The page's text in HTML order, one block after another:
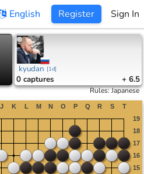
English Register Sign In
kyudan [1d]
0 captures + 6.5
Rules:Japanese